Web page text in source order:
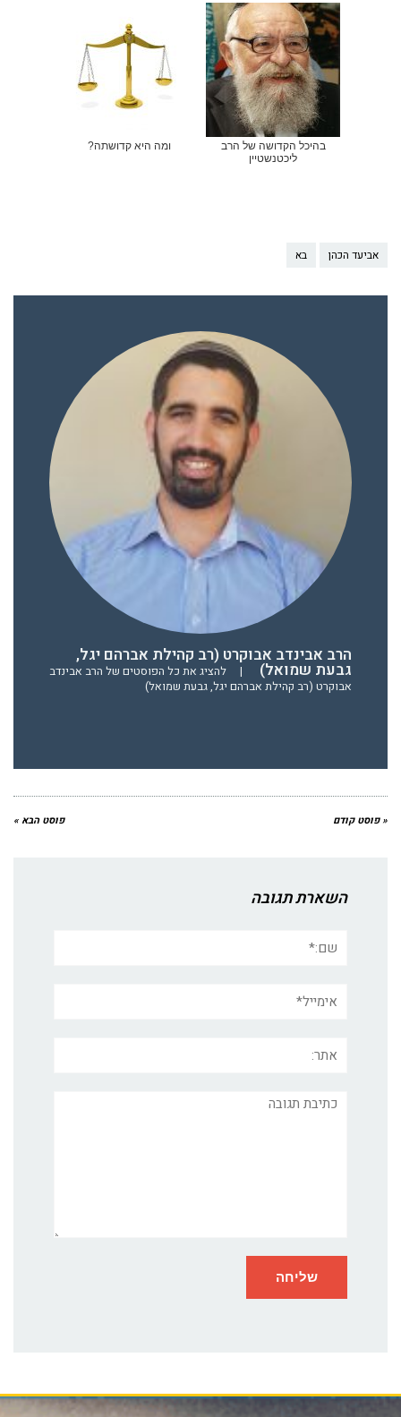
בהיכל הקדושה של הרב
ליכטנשטיין
ומה היא קדושתה?
אביעד הכהן בא
הרב אבינדב אבוקרט (רב קהילת אברהם יגל,
גבעת שמואל) |
להציג את כל הפוסטים של הרב אבינדב
אבוקרט (רב קהילת אברהם יגל, גבעת שמואל)
« פוסט קודם פוסט הבא »
השארת תגובה
תגובה